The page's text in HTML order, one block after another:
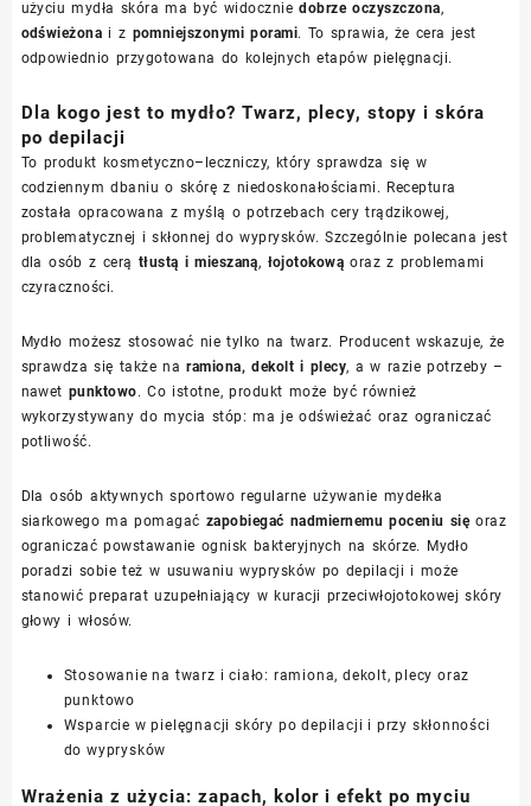
użyciu mydła skóra ma być widoczniedobrze oczyszczona,
odświeżona i z pomniejszonymi porami. To sprawia, że cera jest
odpowiednio przygotowana do kolejnych etapów pielęgnacji.
Dla kogo jest to mydło? Twarz, plecy, stopy i skóra
po depilacji
To produkt kosmetyczno–leczniczy, który sprawdza się w
codziennym dbaniu o skórę z niedoskonałościami. Receptura
została opracowana z myślą o potrzebach cery trądzikowej,
problematycznej i skłonnej do wyprysków. Szczególnie polecana jest
dla osób z cerą tłustą i mieszaną, łojotokową oraz z problemami
czyraczności.
Mydło możesz stosować nie tylko na twarz. Producent wskazuje, że
sprawdza się także naramiona, dekolt i plecy, a w razie potrzeby –
nawet punktowo. Co istotne, produkt może być również
wykorzystywany do mycia stóp: ma je odświeżać oraz ograniczać
potliwość.
Dla osób aktywnych sportowo regularne używanie mydełka
siarkowego ma pomagać zapobiegać nadmiernemu poceniu sięoraz
ograniczać powstawanie ognisk bakteryjnych na skórze. Mydło
poradzi sobie też w usuwaniu wyprysków po depilacji i może
stanowić preparat uzupełniający w kuracji przeciwłojotokowej skóry
głowy i włosów.
Stosowanie na twarz i ciało: ramiona, dekolt, plecy oraz
punktowo
Wsparcie w pielęgnacji skóry po depilacji i przy skłonności
do wyprysków
Wrażenia z użycia: zapach, kolor i efekt po myciu